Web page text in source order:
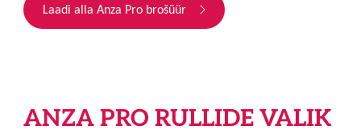
Laadi alla Anza Pro brošüür
ANZA PRO RULLIDE VALIK